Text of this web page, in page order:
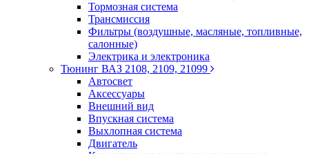
Тормозная система
Трансмиссия
Фильтры (воздушные, масляные, топливные,
салонные)
Электрика и электроника
Тюнинг ВАЗ 2108, 2109, 21099
Автосвет
Аксессуары
Внешний вид
Впускная система
Выхлопная система
Двигатель